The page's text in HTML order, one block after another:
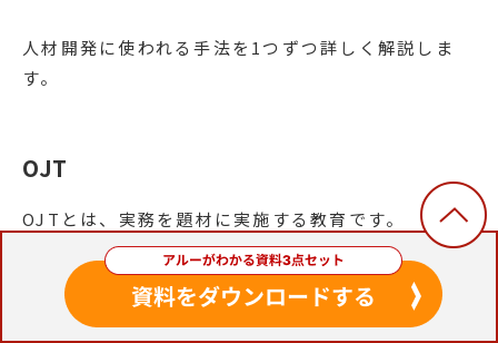
人材開発に使われる手法を1つずつ詳しく解説しま
す。
OJT
OJTとは、実務を題材に実施する教育です。
OJTを実施する際には、教育対象者に1人ずつOJTト
レーナーが配属されます。OJTトレーナーは、実務
を題材としながら、業務遂行に必要な知識やスキ